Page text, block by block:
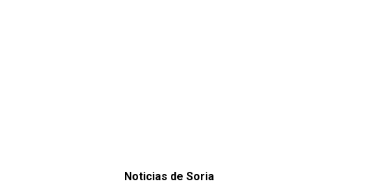
Noticias de Soria